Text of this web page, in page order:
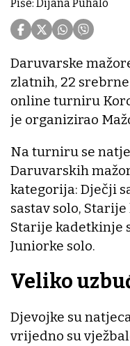
Piše: Dijana Puhalo
Daruvarske
zlatnih, 22
online turniru
je organizirao
Na turniru se
Daruvarskih
kategorija: Dječji
sastav solo,
Starije kadetkinje
Juniorke solo.
Veliko
Djevojke su
vrijedno su